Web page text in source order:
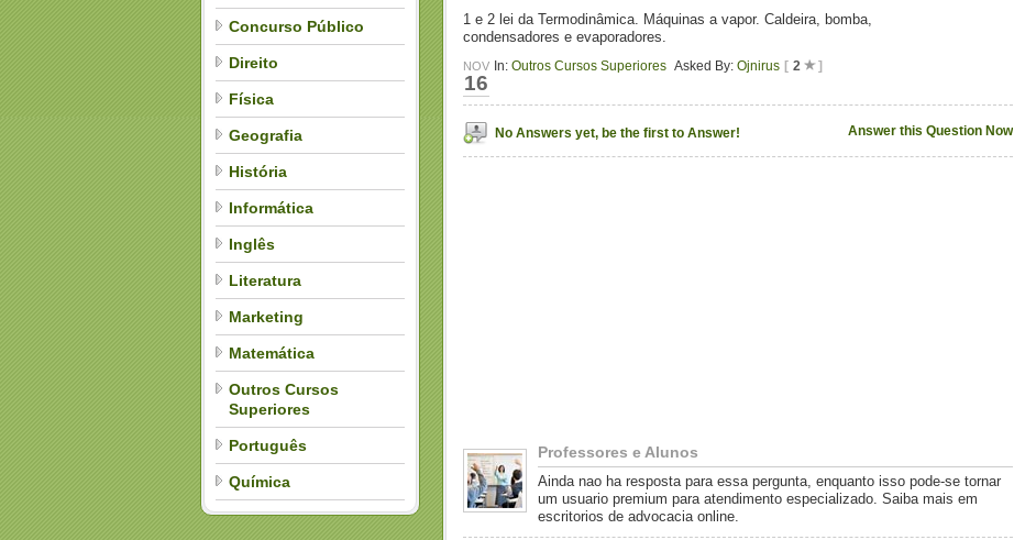
Concurso Público
Direito
Física
Geografia
História
Informática
Inglês
Literatura
Marketing
Matemática
Outros Cursos
Superiores
Português
Química
1 e 2 lei da Termodinâmica. Máquinas a vapor. Caldeira, bomba,
condensadores e evaporadores.
In: Outros Cursos Superiores Asked By: Ojnirus [ 2 ]
NOV
16
Answer this Question Now
No Answers yet, be the first to Answer!
Professores e Alunos
Ainda nao ha resposta para essa pergunta, enquanto isso pode-se tornar
um usuario premium para atendimento especializado. Saiba mais em
escritorios de advocacia online.